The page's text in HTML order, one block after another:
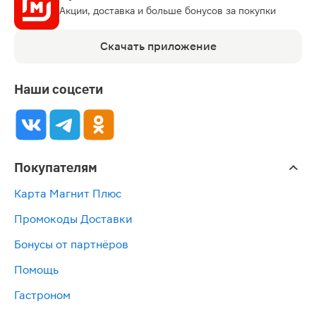
Акции, доставка и больше бонусов за покупки
Скачать приложение
Наши соцсети
Покупателям
Карта Магнит Плюс
Промокоды Доставки
Бонусы от партнёров
Помощь
Гастроном